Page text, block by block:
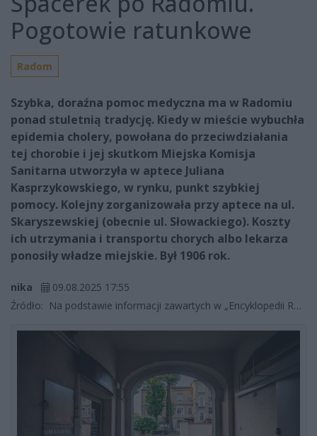
Pogotowie ratunkowe
Radom
Szybka, doraźna pomoc medyczna ma w Radomiu
ponad stuletnią tradycję. Kiedy w mieście wybuchła
epidemia cholery, powołana do przeciwdziałania
tej chorobie i jej skutkom Miejska Komisja
Sanitarna utworzyła w aptece Juliana
Kasprzykowskiego, w rynku, punkt szybkiej
pomocy. Kolejny zorganizowała przy aptece na ul.
Skaryszewskiej (obecnie ul. Słowackiego). Koszty
ich utrzymania i transportu chorych albo lekarza
ponosiły władze miejskie. Był 1906 rok.
nika
09.08.2025 17:55
Źródło: Na podstawie informacji zawartych w „Encyklopedii Radomia. Nowe wydanie” Jerzego Sekulskiego, Radom 2012